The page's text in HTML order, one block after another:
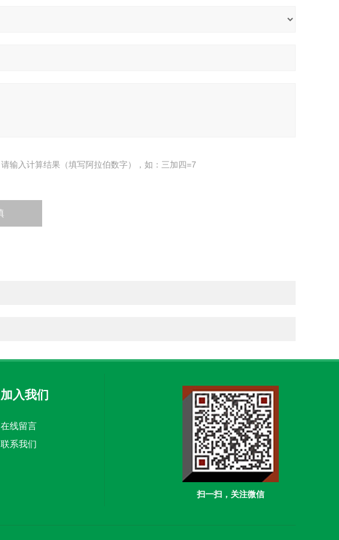
请输入计算结果（填写阿拉伯数字），如：三加四=7
加入我们
在线留言
联系我们
扫一扫，关注微信